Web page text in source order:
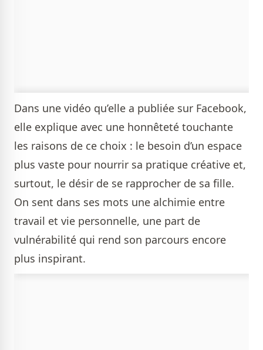
Dans une vidéo qu’elle a publiée sur Facebook,
elle explique avec une honnêteté touchante
les raisons de ce choix : le besoin d’un espace
plus vaste pour nourrir sa pratique créative et,
surtout, le désir de se rapprocher de sa fille.
On sent dans ses mots une alchimie entre
travail et vie personnelle, une part de
vulnérabilité qui rend son parcours encore
plus inspirant.